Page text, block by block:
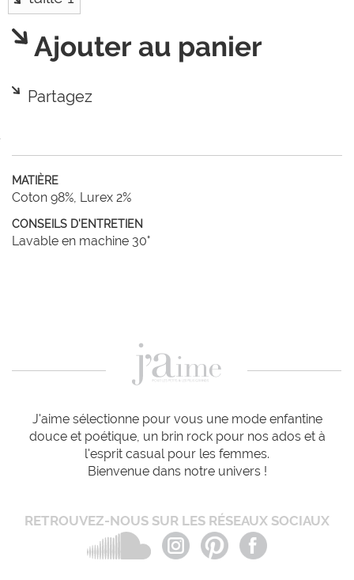
Ajouter au panier
Partagez
MATIÈRE
Coton 98%, Lurex 2%
CONSEILS D'ENTRETIEN
Lavable en machine 30°
J'aime sélectionne pour vous une mode enfantine
douce et poétique, un brin rock pour nos ados et à
l'esprit casual pour les femmes.
Bienvenue dans notre univers !
RETROUVEZ-NOUS SUR LES RÉSEAUX SOCIAUX